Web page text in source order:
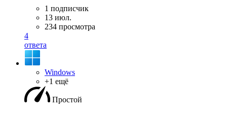
1 подписчик
13 июл.
234 просмотра
4
ответа
Windows
+1 ещё
Простой